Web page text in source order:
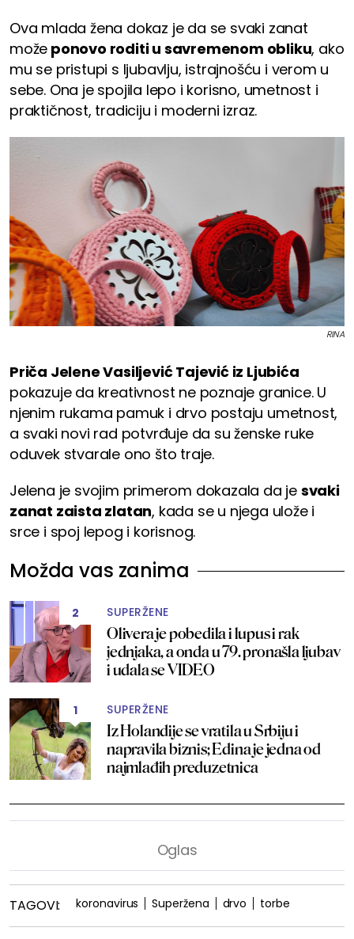
Ova mlada žena dokaz je da se svaki zanat
može ponovo roditi u savremenom obliku, ako
mu se pristupi s ljubavlju, istrajnošću i verom u
sebe. Ona je spojila lepo i korisno, umetnost i
praktičnost, tradiciju i moderni izraz.
RINA
Priča Jelene Vasiljević Tajević iz Ljubića
pokazuje da kreativnost ne poznaje granice. U
njenim rukama pamuk i drvo postaju umetnost,
a svaki novi rad potvrđuje da su ženske ruke
oduvek stvarale ono što traje.
Jelena je svojim primerom dokazala da je svaki
zanat zaista zlatan, kada se u njega ulože i
srce i spoj lepog i korisnog.
Možda vas zanima
2 SUPERŽENE
Olivera je pobedila i lupus i rak
jednjaka, a onda u 79. pronašla ljubav
i udala se VIDEO
1 SUPERŽENE
Iz Holandije se vratila u Srbiju i
napravila biznis; Edina je jedna od
najmlađih preduzetnica
TAGOVI: koronavirus Superžena drvo torbe